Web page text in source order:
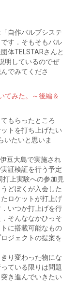
自作バルブシステ
す．そもそもバル
体TELSTARさんと
明しているのでぜ
でみてくださ
てみた。～後編＆
もらったところ
トを打ち上げたい
いたいと思いま
豆大島で実施され
証検証を行う予定
上実験への参加見
どぼくが入会した
ロケットが打上げ
いつか打上げを行
そんななかひっそ
に搭載可能なもの
ジェクトの提案を
り変わった物にな
ている限りは問題
き進んでいきたい